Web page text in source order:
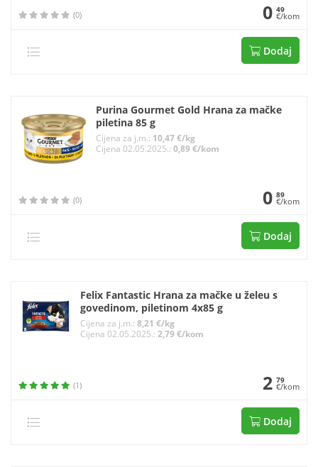
(0) 0 49
€/kom
Dodaj
Purina Gourmet Gold Hrana za mačke
piletina 85 g
Cijena za j.m.: 10,47 €/kg
Cijena 02.05.2025.: 0,89 €/kom
(0) 0 89
€/kom
Dodaj
Felix Fantastic Hrana za mačke u želeu s
govedinom, piletinom 4x85 g
Cijena za j.m.: 8,21 €/kg
Cijena 02.05.2025.: 2,79 €/kom
(1) 2 79
€/kom
Dodaj